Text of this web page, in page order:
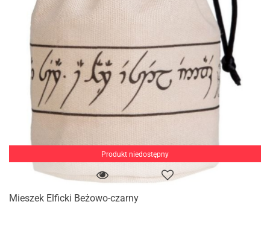
Produkt niedostępny
Mieszek Elficki Beżowo-czarny